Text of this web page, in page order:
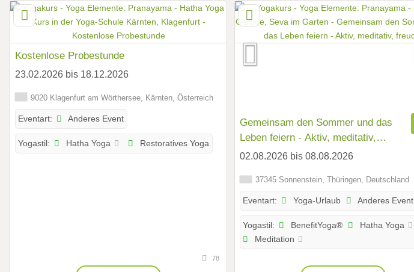
Kostenlose Probestunde
23.02.2026 bis 18.12.2026
9020 Klagenfurt am Wörthersee, Kärnten, Österreich
Eventart: Anderes Event
Yogastil: Hatha Yoga Restoratives Yoga
78
Gemeinsam den Sommer und das
Leben feiern - Aktiv, meditativ,
freudig
02.08.2026 bis 08.08.2026
37345 Sonnenstein, Thüringen, Deutschland
Eventart: Yoga-Urlaub Anderes Event
Yogastil: BenefitYoga®
Hatha Yoga
Meditation